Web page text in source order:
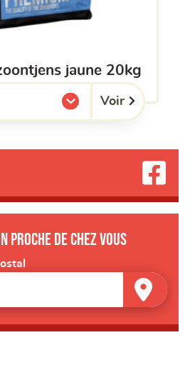
jaune 20kg
listes. Voir
proche de chez vous